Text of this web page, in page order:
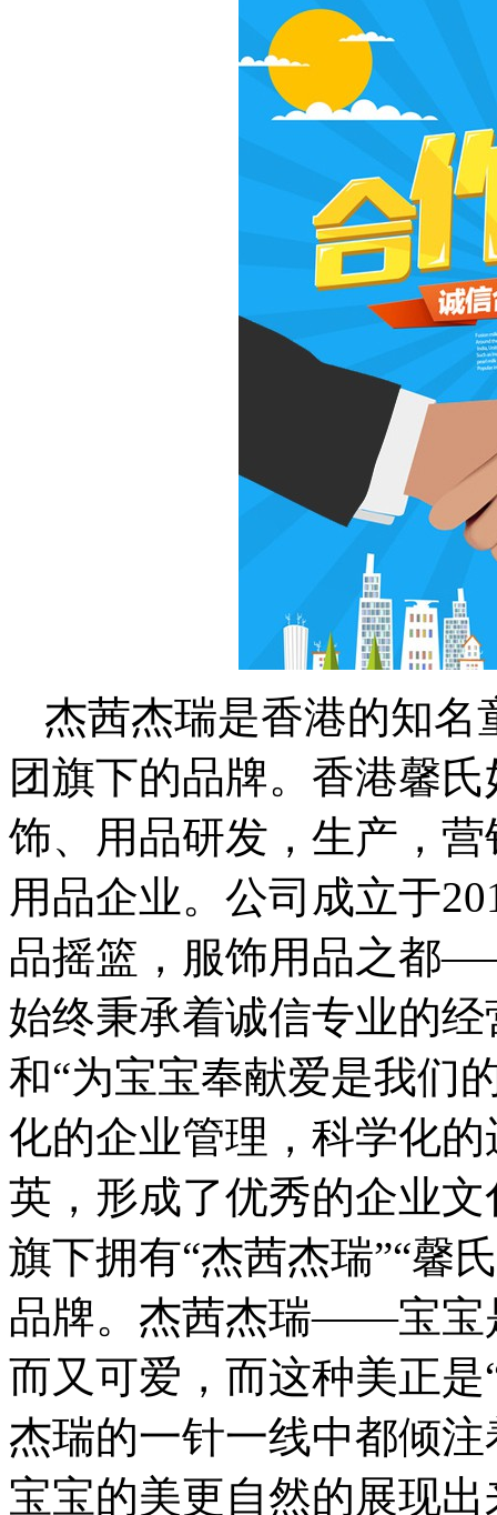
杰茜杰瑞是香港的知名
团旗下的品牌。香港馨
饰、用品研发，生产，
用品企业。公司成立于
品摇篮，服饰用品之都
始终秉承着诚信专业的
和“为宝宝奉献爱是我们
化的企业管理，科学化
英，形成了优秀的企业
旗下拥有“杰茜杰瑞”“馨
品牌。杰茜杰瑞——宝宝
而又可爱，而这种美正
杰瑞的一针一线中都倾
宝宝的美更自然的展现出